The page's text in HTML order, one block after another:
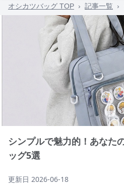
オシカツバッグ TOP › 記事一覧 ›
シンプルで魅力的！あなた
ッグ5選
更新日 2026-06-18